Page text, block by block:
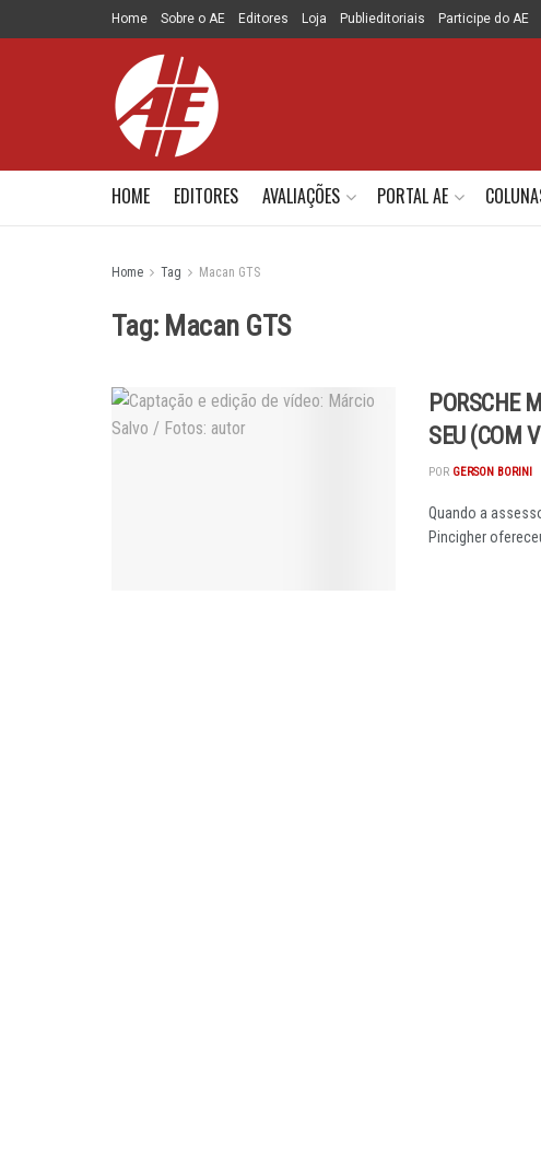
Home Sobre o AE Editores Loja Publieditoriais Participe do AE
HOME EDITORES AVALIAÇÕES PORTAL AE
Home Tag Macan GTS
Tag: Macan GTS
PORSCHE
SEU (COM
POR GERSON BORINI
Quando a
Pincigher